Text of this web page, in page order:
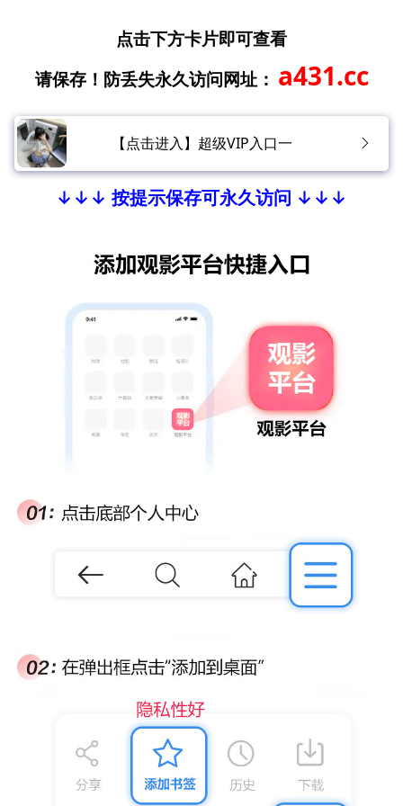
点击下方卡片即可查看
请保存！防丢失永久访问网址： a431.cc
【点击进入】超级VIP入口一
↓↓↓ 按提示保存可永久访问 ↓↓↓